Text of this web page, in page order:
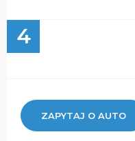
4
ZAPYTAJ O AUTO